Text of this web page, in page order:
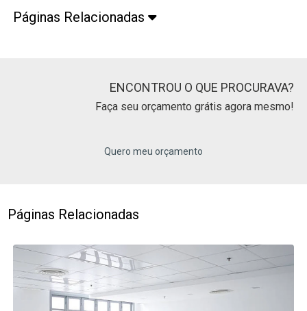
Páginas Relacionadas
ENCONTROU O QUE PROCURAVA?
Faça seu orçamento grátis agora mesmo!
Quero meu orçamento
Páginas Relacionadas